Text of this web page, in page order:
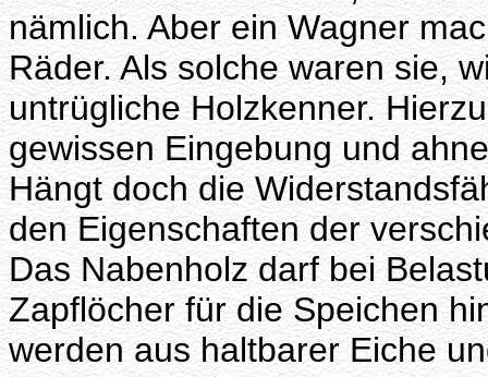
nämlich. Aber ein Wagner
Räder. Als solche waren sie,
untrügliche Holzkenner.
gewissen Eingebung und
Hängt doch die
den Eigenschaften der
Das Nabenholz darf bei
Zapflöcher für die Speichen
werden aus haltbarer Eiche